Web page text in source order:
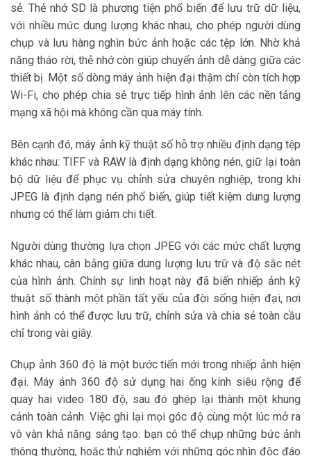
sẻ. Thẻ nhớ SD là phương tiện phổ biến để lưu trữ dữ liệu,
với nhiều mức dung lượng khác nhau, cho phép người dùng
chụp và lưu hàng nghìn bức ảnh hoặc các tệp lớn. Nhờ khả
năng tháo rời, thẻ nhớ còn giúp chuyển ảnh dễ dàng giữa các
thiết bị. Một số dòng máy ảnh hiện đại thậm chí còn tích hợp
Wi-Fi, cho phép chia sẻ trực tiếp hình ảnh lên các nền tảng
mạng xã hội mà không cần qua máy tính.
Bên cạnh đó, máy ảnh kỹ thuật số hỗ trợ nhiều định dạng tệp
khác nhau: TIFF và RAW là định dạng không nén, giữ lại toàn
bộ dữ liệu để phục vụ chỉnh sửa chuyên nghiệp, trong khi
JPEG là định dạng nén phổ biến, giúp tiết kiệm dung lượng
nhưng có thể làm giảm chi tiết.
Người dùng thường lựa chọn JPEG với các mức chất lượng
khác nhau, cân bằng giữa dung lượng lưu trữ và độ sắc nét
của hình ảnh. Chính sự linh hoạt này đã biến nhiếp ảnh kỹ
thuật số thành một phần tất yếu của đời sống hiện đại, nơi
hình ảnh có thể được lưu trữ, chỉnh sửa và chia sẻ toàn cầu
chỉ trong vài giây.
Chụp ảnh 360 độ là một bước tiến mới trong nhiếp ảnh hiện
đại. Máy ảnh 360 độ sử dụng hai ống kính siêu rộng để
quay hai video 180 độ, sau đó ghép lại thành một khung
cảnh toàn cảnh. Việc ghi lại mọi góc độ cùng một lúc mở ra
vô vàn khả năng sáng tạo: bạn có thể chụp những bức ảnh
thông thường, hoặc thử nghiệm với những góc nhìn độc đáo